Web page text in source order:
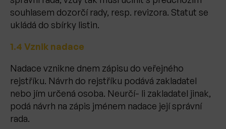
souhlasem dozorčí rady, resp. revizora. Statut se
ukládá do sbírky listin.
1.4 Vznik nadace
Nadace vznikne dnem zápisu do veřejného
rejstříku. Návrh do rejstříku podává zakladatel
nebo jím určená osoba. Neurčí- li zakladatel jinak,
podá návrh na zápis jménem nadace její správní
rada.